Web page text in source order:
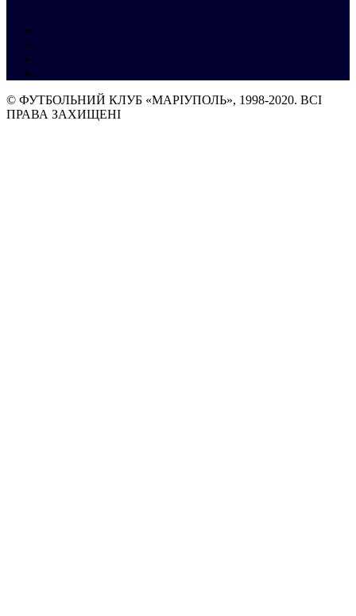
© ФУТБОЛЬНИЙ КЛУБ «МАРІУПОЛЬ», 1998-2020. ВСІ
ПРАВА ЗАХИЩЕНІ